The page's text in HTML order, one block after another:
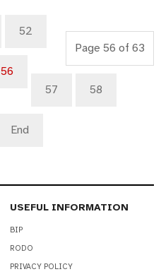
Page 56 of 63
52
56
57
58
End
USEFUL INFORMATION
BIP
RODO
PRIVACY POLICY